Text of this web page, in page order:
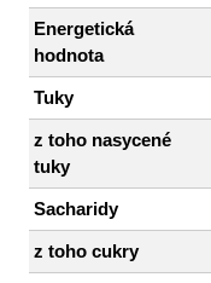
Energetická
hodnota
Tuky
z toho nasycené
tuky
Sacharidy
z toho cukry